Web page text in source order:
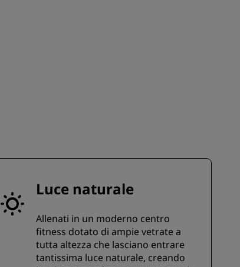
Luce naturale
Allenati in un moderno centro
fitness dotato di ampie vetrate a
tutta altezza che lasciano entrare
tantissima luce naturale, creando